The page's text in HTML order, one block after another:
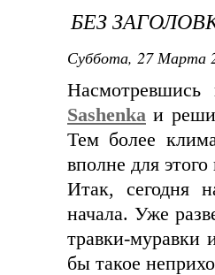
БЕЗ
Суббота, 27 Марта
Sashenka и
Тем более
вполне для этого
Итак, сегодня
начала. Уже
травки-муравки
бы такое